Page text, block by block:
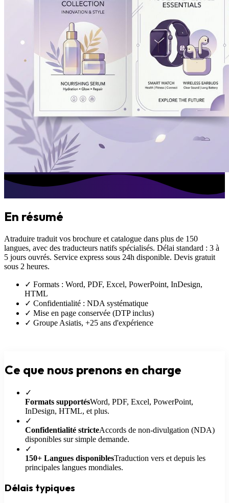
En résumé
Atraduire traduit vos brochure et catalogue dans plus de 150
langues, avec des traducteurs natifs spécialisés. Délai standard : 3 à
5 jours ouvrés. Service express sous 24h disponible. Devis gratuit
sous 2 heures.
✓ Formats : Word, PDF, Excel, PowerPoint, InDesign,
HTML
✓ Confidentialité : NDA systématique
✓ Mise en page conservée (DTP inclus)
✓ Groupe Asiatis, +25 ans d'expérience
Ce que nous prenons en charge
✓
Formats supportésWord, PDF, Excel, PowerPoint,
InDesign, HTML, et plus.
✓
Confidentialité stricteAccords de non-divulgation (NDA)
disponibles sur simple demande.
✓
150+ Langues disponiblesTraduction vers et depuis les
principales langues mondiales.
Délais typiques